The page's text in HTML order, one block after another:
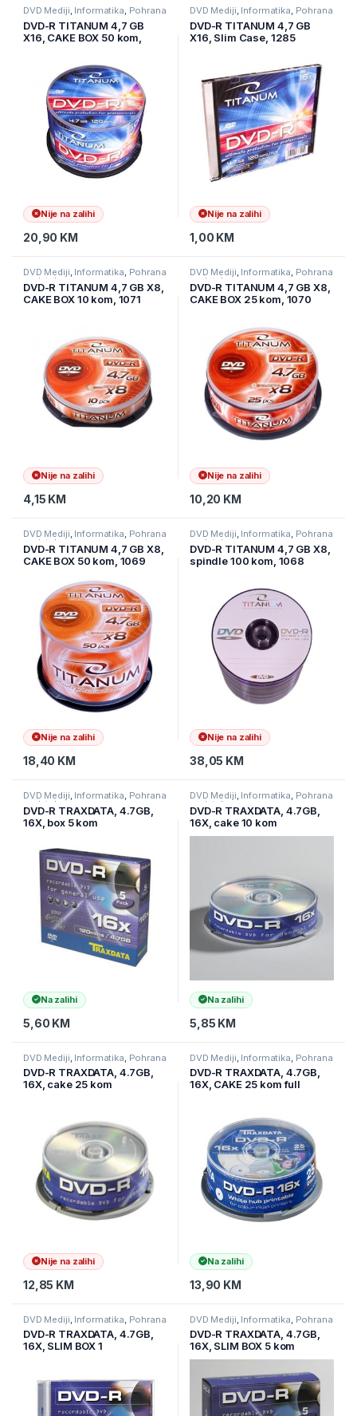
DVD Mediji, Informatika, Pohrana
DVD-R TITANUM 4,7 GB
X16, CAKE BOX 50 kom,
Nije na zalihi
20,90 KM
DVD Mediji, Informatika, Pohrana
DVD-R TITANUM 4,7 GB
X16, Slim Case, 1285
Nije na zalihi
1,00 KM
DVD Mediji, Informatika, Pohrana
podataka
DVD-R TITANUM 4,7 GB X8,
CAKE BOX 10 kom, 1071
Nije na zalihi
4,15 KM
DVD Mediji, Informatika, Pohrana
podataka
DVD-R TITANUM 4,7 GB X8,
CAKE BOX 25 kom, 1070
Nije na zalihi
10,20 KM
DVD Mediji, Informatika, Pohrana
podataka
DVD-R TITANUM 4,7 GB X8,
CAKE BOX 50 kom, 1069
Nije na zalihi
18,40 KM
DVD Mediji, Informatika, Pohrana
podataka
DVD-R TITANUM 4,7 GB X8,
spindle 100 kom, 1068
Nije na zalihi
38,05 KM
DVD Mediji, Informatika, Pohrana
podataka
DVD-R TRAXDATA, 4.7GB,
16X, box 5 kom
Na zalihi
5,60 KM
DVD Mediji, Informatika, Pohrana
podataka
DVD-R TRAXDATA, 4.7GB,
16X, cake 10 kom
Na zalihi
5,85 KM
DVD Mediji Informatika Pohrana
DVD-R TRAXDATA, 4.7GB,
16X, cake 25 kom
Nije na zalihi
12,85 KM
DVD Mediji Informatika Pohrana
DVD-R TRAXDATA, 4.7GB,
16X, CAKE 25 kom full
Na zalihi
13,90 KM
DVD Mediji Informatika Pohrana
DVD-R TRAXDATA, 4.7GB,
16X, SLIM BOX 1
DVD Mediji Informatika Pohrana
DVD-R TRAXDATA, 4.7GB,
16X, SLIM BOX 5 kom